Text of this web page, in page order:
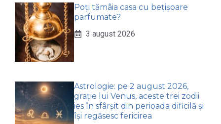
Poți tămâia casa cu bețișoare
parfumate?
3 august 2026
Astrologie: pe 2 august 2026,
grație lui Venus, aceste trei zodii
ies în sfârșit din perioada dificilă și
își regăsesc fericirea